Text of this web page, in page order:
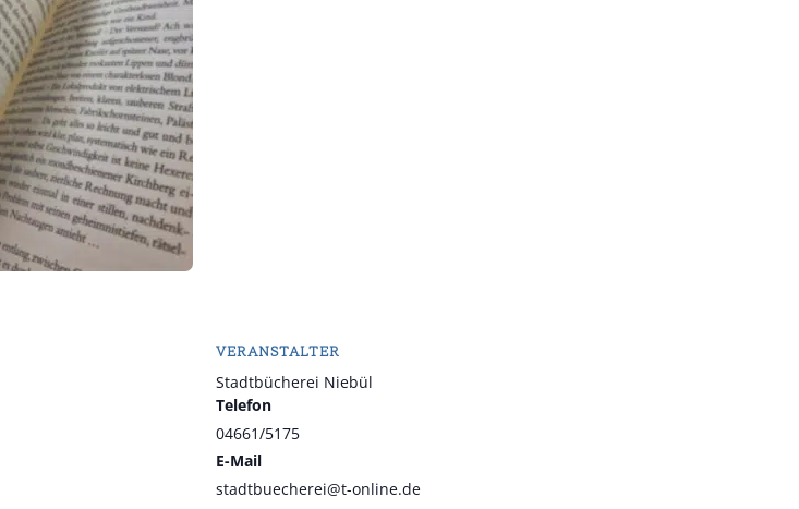
VERANSTALTER
Stadtbücherei Niebül
Telefon
04661/5175
E-Mail
stadtbuecherei@t-online.de